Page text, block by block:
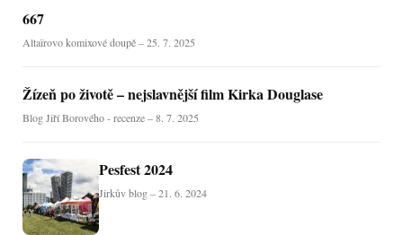
667
Altaïrovo komixové doupě – 25. 7. 2025
Žízeň po životě – nejslavnější film Kirka Douglase
Blog Jiří Borového - recenze – 8. 7. 2025
Pesfest 2024
Jirkův blog – 21. 6. 2024